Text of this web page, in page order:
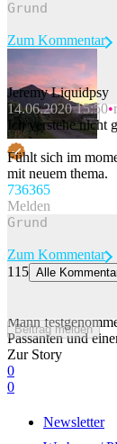
Beitrag melden
Zum Kommentar
Jeremy Liquidpsy
14.06.2020 15:50
Ich verstehe nicht
Fühlt sich im
mit neuem thema.
736365
Melden
Beitrag melden
Zum Kommentar
115 Alle
Mann
Passanten und
Zur Story
0
0
Newsletter